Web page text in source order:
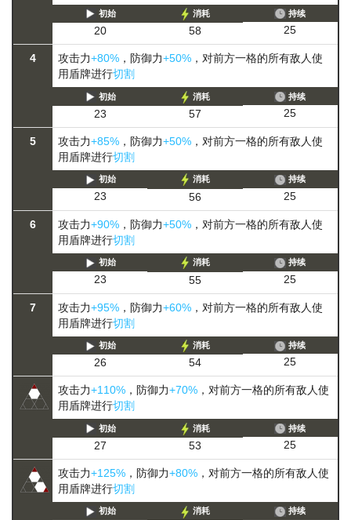
初始
20
消耗
58
持续
25
4 攻击力+80% ，防御力+50% ，对前方一格的所有敌人使
用盾牌进行切割
初始
23
消耗
57
持续
25
5 攻击力+85% ，防御力+50% ，对前方一格的所有敌人使
用盾牌进行切割
初始
23
消耗
56
持续
25
6 攻击力+90% ，防御力+50% ，对前方一格的所有敌人使
用盾牌进行切割
初始
23
消耗
55
持续
25
7 攻击力+95% ，防御力+60% ，对前方一格的所有敌人使
用盾牌进行切割
初始
26
消耗
54
持续
25
攻击力+110% ，防御力+70% ，对前方一格的所有敌人使
用盾牌进行切割
初始
27
消耗
53
持续
25
攻击力+125% ，防御力+80% ，对前方一格的所有敌人使
用盾牌进行切割
初始 消耗 持续